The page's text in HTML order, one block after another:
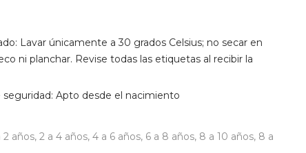
Lavar únicamente a 30 grados Celsius; no secar en
ni planchar. Revise todas las etiquetas al recibir la
Apto desde el nacimiento
2 años, 2 a 4 años, 4 a 6 años, 6 a 8 años, 8 a 10 años, 8 a